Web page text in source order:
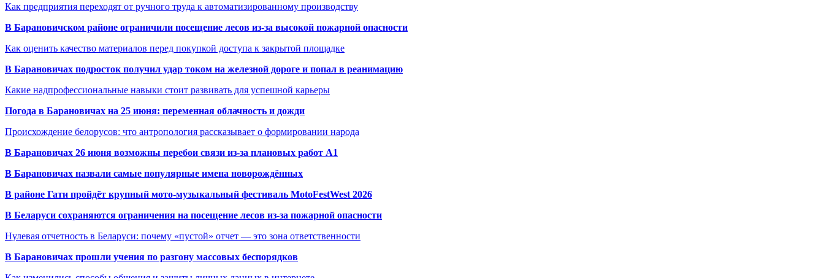
Как предприятия переходят от ручного труда к автоматизированному производству
В Барановичском районе ограничили посещение лесов из-за высокой пожарной опасности
Как оценить качество материалов перед покупкой доступа к закрытой площадке
В Барановичах подросток получил удар током на железной дороге и попал в реанимацию
Какие надпрофессиональные навыки стоит развивать для успешной карьеры
Погода в Барановичах на 25 июня: переменная облачность и дожди
Происхождение белорусов: что антропология рассказывает о формировании народа
В Барановичах 26 июня возможны перебои связи из-за плановых работ A1
В Барановичах назвали самые популярные имена новорождённых
В районе Гати пройдёт крупный мото-музыкальный фестиваль MotoFestWest 2026
В Беларуси сохраняются ограничения на посещение лесов из-за пожарной опасности
Нулевая отчетность в Беларуси: почему «пустой» отчет — это зона ответственности
В Барановичах прошли учения по разгону массовых беспорядков